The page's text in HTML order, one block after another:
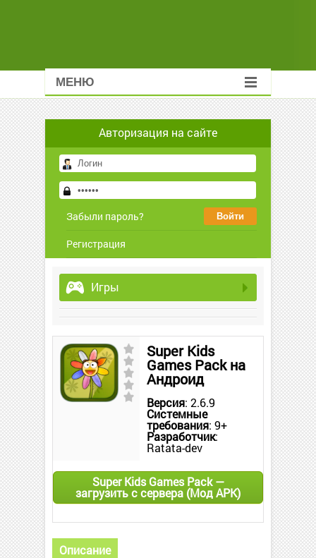
МЕНЮ
Авторизация на сайте
Забыли пароль?
Регистрация
Игры
Super Kids
Games Pack на
Андроид
Версия: 2.6.9
Системные
требования: 9+
Разработчик:
Ratata-dev
Super Kids Games Pack —
загрузить с сервера (Мод APK)
Описание